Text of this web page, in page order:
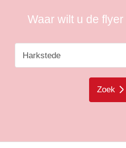
Waar wilt u de
Zoek